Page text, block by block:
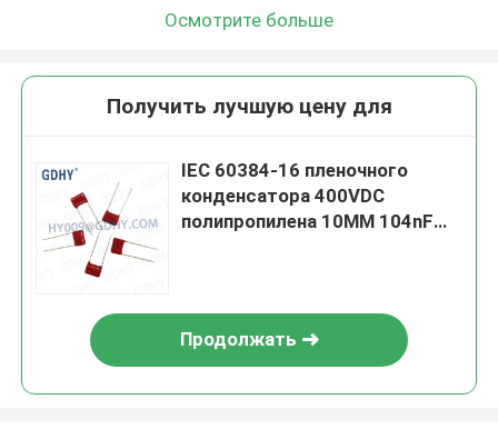
Осмотрите больше
Получить лучшую цену для
IEC 60384-16 пленочного
конденсатора 400VDC
полипропилена 10MM 104nF
Продолжать